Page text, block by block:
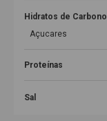
Hidratos de Carbono
Açucares
Proteínas
Sal